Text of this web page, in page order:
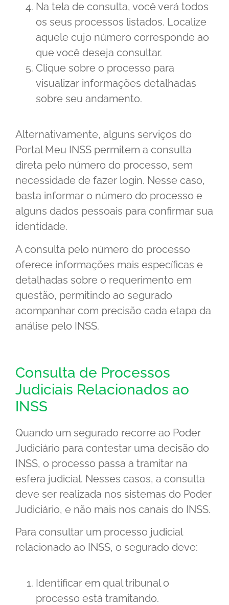
Na tela de consulta, você verá todos
os seus processos listados. Localize
aquele cujo número corresponde ao
que você deseja consultar.
Clique sobre o processo para
visualizar informações detalhadas
sobre seu andamento.
Alternativamente, alguns serviços do
Portal Meu INSS permitem a consulta
direta pelo número do processo, sem
necessidade de fazer login. Nesse caso,
basta informar o número do processo e
alguns dados pessoais para confirmar sua
identidade.
A consulta pelo número do processo
oferece informações mais específicas e
detalhadas sobre o requerimento em
questão, permitindo ao segurado
acompanhar com precisão cada etapa da
análise pelo INSS.
Consulta de Processos
Judiciais Relacionados ao
INSS
Quando um segurado recorre ao Poder
Judiciário para contestar uma decisão do
INSS, o processo passa a tramitar na
esfera judicial. Nesses casos, a consulta
deve ser realizada nos sistemas do Poder
Judiciário, e não mais nos canais do INSS.
Para consultar um processo judicial
relacionado ao INSS, o segurado deve:
Identificar em qual tribunal o
processo está tramitando.